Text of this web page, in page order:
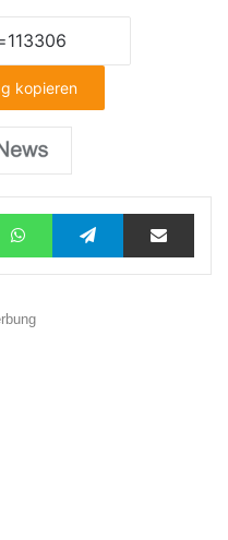
kopieren
WhatsAppTelegramTeilen via E-Mail